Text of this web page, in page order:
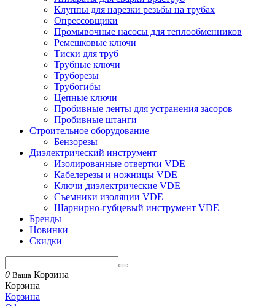
Клуппы для нарезки резьбы на трубах
Опрессовщики
Промывочные насосы для теплообменников
Ремешковые ключи
Тиски для труб
Трубные ключи
Труборезы
Трубогибы
Цепные ключи
Пробивные ленты для устранения засоров
Пробивные штанги
Строительное оборудование
Бензорезы
Диэлектрический инструмент
Изолированные отвертки VDE
Кабелерезы и ножницы VDE
Ключи диэлектрические VDE
Съемники изоляции VDE
Шарнирно-губцевый инструмент VDE
Бренды
Новинки
Скидки
0 Ваша Корзина
Корзина
Корзина